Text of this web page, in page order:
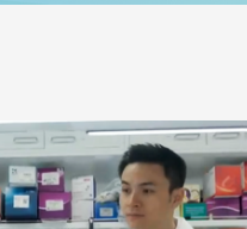
提高全民健康素養水
助力“健康中國2030”
略。央視網《全民健
康》，向所有人分享